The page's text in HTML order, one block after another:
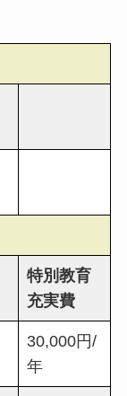
特別教育
充実費
30,000円/
年